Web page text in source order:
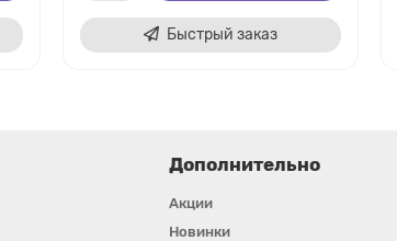
Быстрый заказ
Дополнительно
Акции
Новинки